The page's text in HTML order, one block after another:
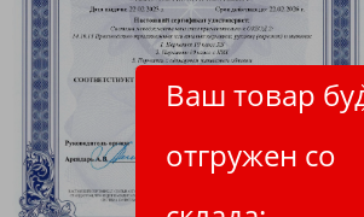
Ваш товар
отгружен со